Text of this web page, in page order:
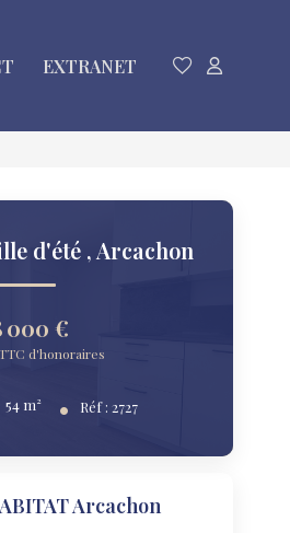
EXTRANET
d'été ,Arcachon
000 €
d'honoraires
54 m² Réf :2727
Arcachon